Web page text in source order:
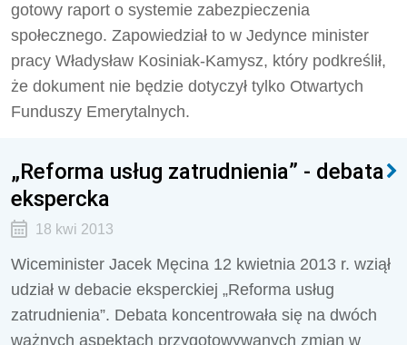
gotowy raport o systemie zabezpieczenia
społecznego. Zapowiedział to w Jedynce minister
pracy Władysław Kosiniak-Kamysz, który podkreślił,
że dokument nie będzie dotyczył tylko Otwartych
Funduszy Emerytalnych.
„Reforma usług zatrudnienia” - debata
ekspercka
18 kwi 2013
Wiceminister Jacek Męcina 12 kwietnia 2013 r. wziął
udział w debacie eksperckiej „Reforma usług
zatrudnienia”. Debata koncentrowała się na dwóch
ważnych aspektach przygotowywanych zmian w